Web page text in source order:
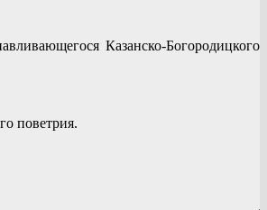
Казанско-Богородицкого
поветрия.